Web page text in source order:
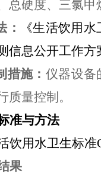
总硬度、三氯甲
： 《生活饮用
信息公开工作方
措施： 仪器设备
质量控制。
准与方法
饮用水卫生标准
果